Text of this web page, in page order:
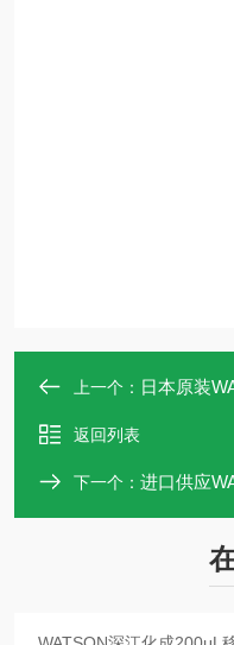
上一个： 日本原装
返回列表
下一个： 进口供应